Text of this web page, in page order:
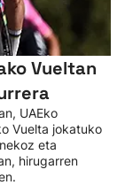
Vueltan
UAEko
Vuelta jokatuko
eta
hirugarren